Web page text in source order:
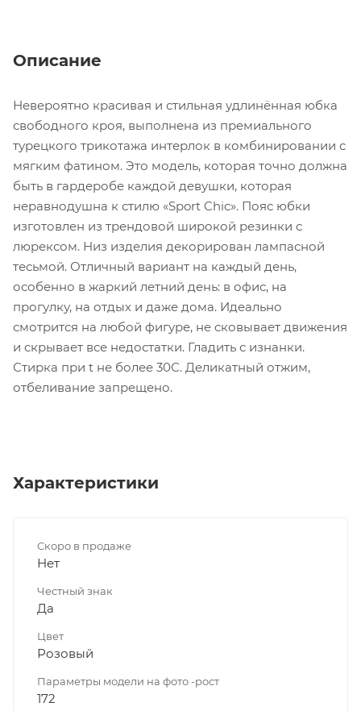
Описание
Невероятно красивая и стильная удлинённая юбка
свободного кроя, выполнена из премиального
турецкого трикотажа интерлок в комбинировании с
мягким фатином. Это модель, которая точно должна
быть в гардеробе каждой девушки, которая
неравнодушна к стилю «Sport Chic». Пояс юбки
изготовлен из трендовой широкой резинки с
люрексом. Низ изделия декорирован лампасной
тесьмой. Отличный вариант на каждый день,
особенно в жаркий летний день: в офис, на
прогулку, на отдых и даже дома. Идеально
смотрится на любой фигуре, не сковывает движения
и скрывает все недостатки. Гладить с изнанки.
Стирка при t не более 30С. Деликатный отжим,
отбеливание запрещено.
Характеристики
Скоро в продаже
Нет
Честный знак
Да
Цвет
Розовый
Параметры модели на фото -рост
172